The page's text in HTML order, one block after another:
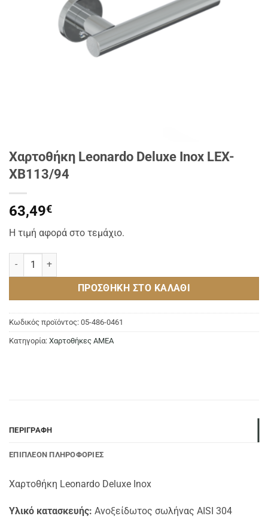
Χαρτοθήκη Leonardo Deluxe Inox LEX-
XB113/94
63,49€
Η τιμή αφορά στο τεμάχιο.
Χαρτοθήκη Leonardo Deluxe Inox LEX-XB113/94 ποσότητα
ΠΡΟΣΘΉΚΗ ΣΤΟ ΚΑΛΆΘΙ
Κωδικός προϊόντος: 05-486-0461
Κατηγορία: Χαρτοθήκες ΑΜΕΑ
ΠΕΡΙΓΡΑΦΉ
ΕΠΙΠΛΈΟΝ ΠΛΗΡΟΦΟΡΊΕΣ
Χαρτοθήκη Leonardo Deluxe Inox
Υλικό κατασκευής: Ανοξείδωτος σωλήνας AISI 304